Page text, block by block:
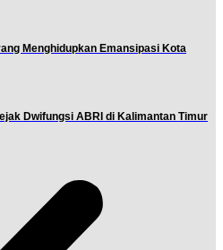
Menghidupkan Emansipasi Kota
Dwifungsi ABRI di Kalimantan Timur